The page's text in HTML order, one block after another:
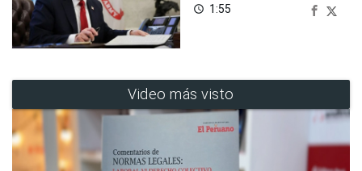
access_time 1:55
Video más visto